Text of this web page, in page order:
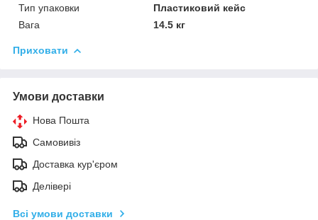
Тип упаковки
Пластиковий кейс
Вага
14.5 кг
Приховати
Умови доставки
Нова Пошта
Самовивіз
Доставка кур'єром
Делівері
Всі умови доставки